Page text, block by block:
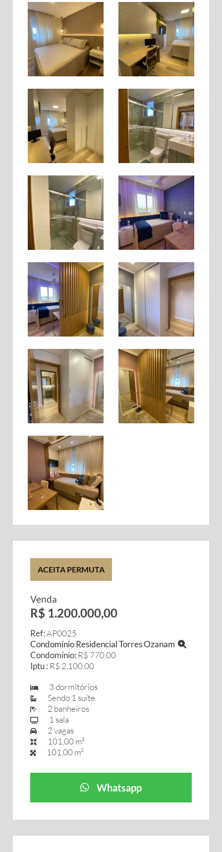
ACEITA PERMUTA
Venda
R$ 1.200.000,00
Ref:AP0025
Condomínio Residencial Torres Ozanam
Condomínio: R$ 770,00
Iptu : R$ 2.100,00
3 dormitórios
Sendo 1 suíte
2 banheiros
1 sala
2 vagas
101,00 m²
101,00 m²
Whatsapp